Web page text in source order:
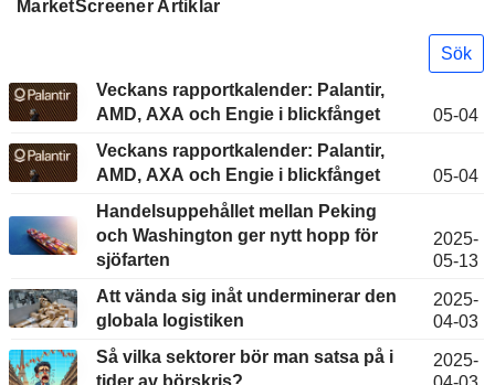
MarketScreener Artiklar
Sök
Veckans rapportkalender: Palantir,
AMD, AXA och Engie i blickfånget
05-04
Veckans rapportkalender: Palantir,
AMD, AXA och Engie i blickfånget
05-04
Handelsuppehållet mellan Peking
och Washington ger nytt hopp för
sjöfarten
2025-
05-13
Att vända sig inåt underminerar den
globala logistiken
2025-
04-03
Så vilka sektorer bör man satsa på i
2025-